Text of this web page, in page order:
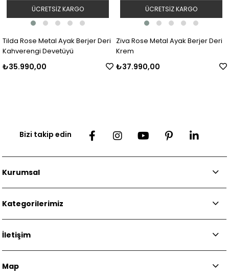
Tilda Rose Metal Ayak Berjer Deri
Kahverengi Devetüyü
₺35.990,00
ÜCRETSIZ KARGO
Ziva Rose Metal Ayak Berjer Deri
Krem
₺37.990,00
ÜCRETSIZ KARGO
Bizi takip edin
Kurumsal
Kategorilerimiz
İletişim
Map